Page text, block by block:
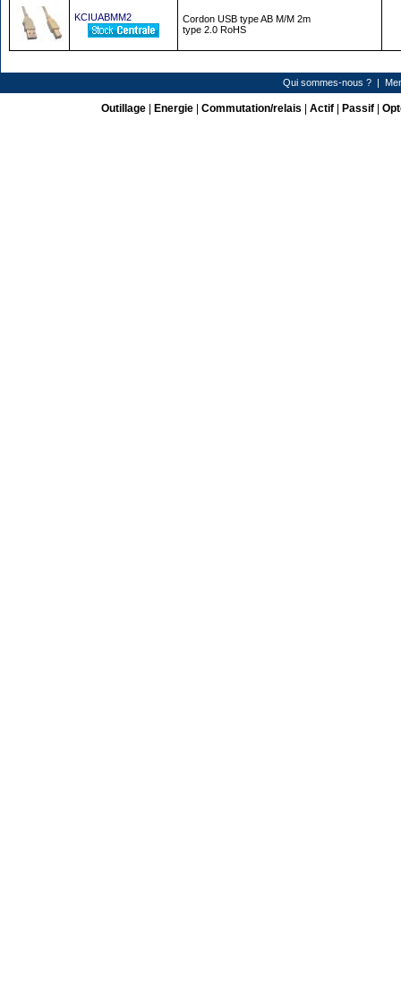
KCIUABMM2
Cordon USB type AB M/M 2m
type 2.0 RoHS
Qui sommes-nous ?|
Outillage| Energie| Commutation/relais Actif| Passif|